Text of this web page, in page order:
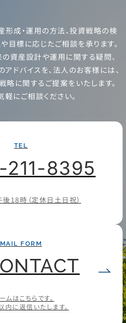
形成・運用の方法、投資戦略の検
目標に応じたご相談を承ります。
資産設計や運用に関する疑問、
ドバイスを、法人のお客様には、
に関するご提案をいたします。
軽にご相談ください。
TEL
211-8395
18時（定休日土日祝）
MAIL FORM
ムはこちらです。
内に返信いたします。